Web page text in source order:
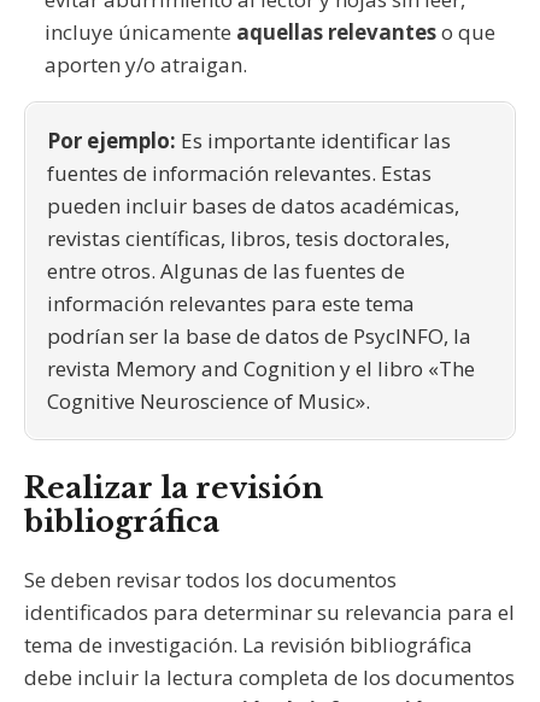
incluye únicamente aquellas relevanteso que
aporten y/o atraigan.
Por ejemplo: Es importante identificar las
fuentes de información relevantes. Estas
pueden incluir bases de datos académicas,
revistas científicas, libros, tesis doctorales,
entre otros. Algunas de las fuentes de
información relevantes para este tema
podrían ser la base de datos de PsycINFO, la
revista Memory and Cognition y el libro «The
Cognitive Neuroscience of Music».
Realizar la revisión
bibliográfica
Se deben revisar todos los documentos
identificados para determinar su relevancia para el
tema de investigación. La revisión bibliográfica
debe incluir la lectura completa de los documentos